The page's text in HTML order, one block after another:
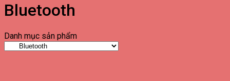
Bluetooth
Danh mục sản phẩm